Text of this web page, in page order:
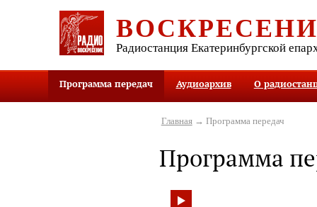
Радиостанция Екатеринбургской
Программа передач Аудиоархив О
Главная→ Программа передач
Программа